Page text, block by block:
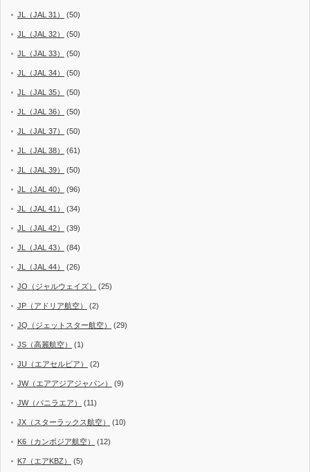
JL（JAL 31） (50)
JL（JAL 32） (50)
JL（JAL 33） (50)
JL（JAL 34） (50)
JL（JAL 35） (50)
JL（JAL 36） (50)
JL（JAL 37） (50)
JL（JAL 38） (61)
JL（JAL 39） (50)
JL（JAL 40） (96)
JL（JAL 41） (34)
JL（JAL 42） (39)
JL（JAL 43） (84)
JL（JAL 44） (26)
JO（ジャルウェイズ） (25)
JP（アドリア航空） (2)
JQ（ジェットスター航空） (29)
JS（高麗航空） (1)
JU（エアセルビア） (2)
JW（エアアジアジャパン） (9)
JW（バニラエア） (11)
JX（スターラックス航空） (10)
K6（カンボジア航空） (12)
K7（エアKBZ） (5)